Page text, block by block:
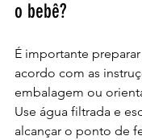
o bebê?
É importante
acordo com as
embalagem ou
Use água filtrada e
alcançar o ponto de